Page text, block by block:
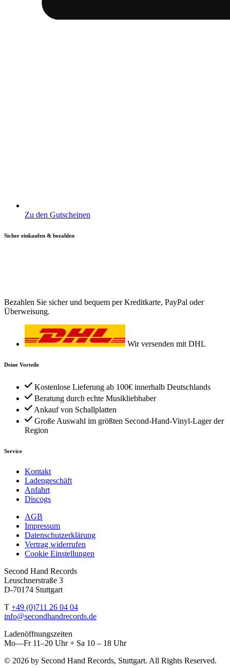
Zu den Gutscheinen
Sicher einkaufen & bezahlen
Bezahlen Sie sicher und bequem per Kreditkarte, PayPal oder
Überweisung.
Wir versenden mit DHL
Deine Vorteile
Kostenlose Lieferung ab 100€ innerhalb Deutschlands
Beratung durch echte Musikliebhaber
Ankauf von Schallplatten
Große Auswahl im größten Second-Hand-Vinyl-Lager der
Region
Service
Kontakt
Ladengeschäft
Anfahrt
Discogs
AGB
Impressum
Datenschutzerklärung
Vertrag widerrufen
Cookie Einstellungen
Second Hand Records
Leuschnerstraße 3
D-70174 Stuttgart
T +49 (0)711 26 04 04
info@secondhandrecords.de
Ladenöffnungszeiten
Mo—Fr 11–20 Uhr + Sa 10 – 18 Uhr
© 2026 by Second Hand Records, Stuttgart. All Rights Reserved.